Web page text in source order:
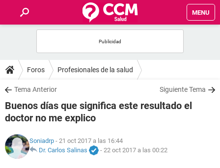
MENU
FOROS
SALUD
FAMILIA
NUTRICIÓN
Foros Profesionales de la salud
Tema Anterior Siguiente Tema
Buenos días que significa este resultado el
doctor no me explico
Soniadrp - 21 oct 2017 a las 16:44
Dr. Carlos Salinas
- 22 oct 2017 a las 00:22